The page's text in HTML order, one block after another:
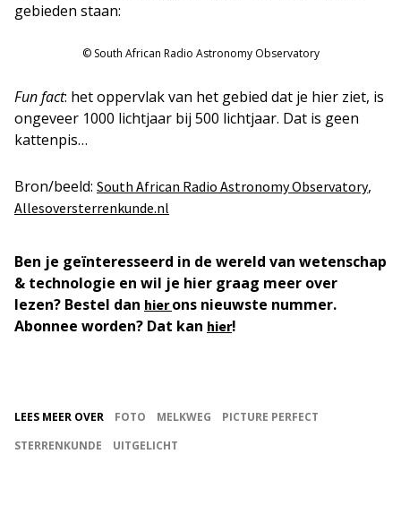
gebieden staan:
© South African Radio Astronomy Observatory
Fun fact: het oppervlak van het gebied dat je hier ziet, is
ongeveer 1000 lichtjaar bij 500 lichtjaar. Dat is geen
kattenpis…
Bron/beeld: South African Radio Astronomy Observatory,
Allesoversterrenkunde.nl
Ben je geïnteresseerd in de wereld van wetenschap
& technologie en wil je hier graag meer over
lezen? Bestel dan hierons nieuwste nummer.
Abonnee worden? Dat kan hier!
LEES MEER OVER FOTO MELKWEG
PICTURE PERFECT
STERRENKUNDE
UITGELICHT